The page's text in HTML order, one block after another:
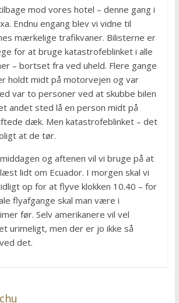
mod vores hotel – denne gang i
Endnu engang blev vi vidne til
mærkelige trafikvaner. Bilisterne er
for at bruge katastrofeblinket i alle
– bortset fra ved uheld. Flere gange
holdt midt på motorvejen og var
var to personer ved at skubbe bilen
andet sted lå en person midt på
dæk. Men katastrofeblinket – det
at de tør.
og aftenen vil vi bruge på at
lidt om Ecuador. I morgen skal vi
op for at flyve klokken 10.40 – for
flyafgange skal man være i
før. Selv amerikanere vil vel
urimeligt, men der er jo ikke så
det.